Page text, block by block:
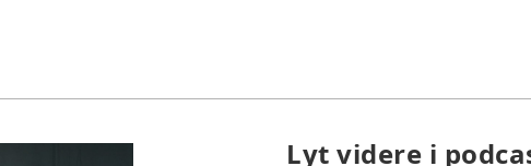
Lyt videre i